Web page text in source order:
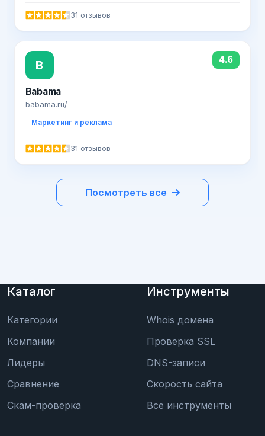
31 отзывов
B 4.6
Babama
babama.ru/
Маркетинг и реклама
31 отзывов
Посмотреть все
Каталог
Категории
Компании
Лидеры
Сравнение
Скам-проверка
Инструменты
Whois домена
Проверка SSL
DNS-записи
Скорость сайта
Все инструменты